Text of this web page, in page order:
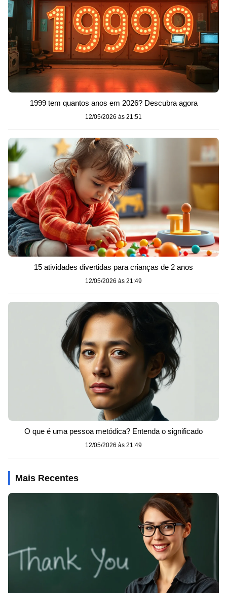
1999 tem quantos anos em 2026? Descubra agora
12/05/2026 às 21:51
15 atividades divertidas para crianças de 2 anos
12/05/2026 às 21:49
O que é uma pessoa metódica? Entenda o significado
12/05/2026 às 21:49
Mais Recentes